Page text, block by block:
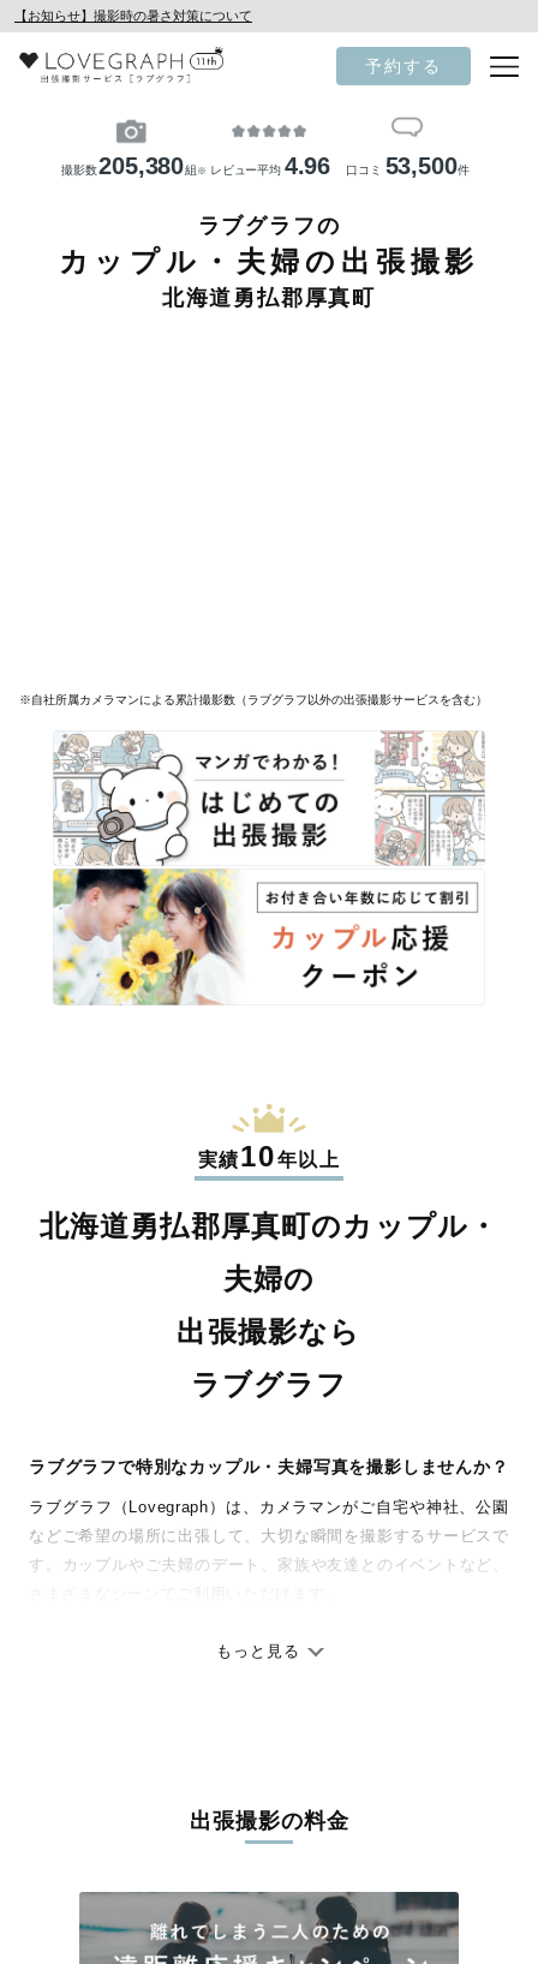
【お知らせ】撮影時の暑さ対策について
予約する
撮影数205,380組 ※ レビュー平均 4.96 口コミ 53,500件
ラブグラフの
カップル・夫婦の出張撮影
北海道勇払郡厚真町
※自社所属カメラマンによる累計撮影数（ラブグラフ以外の出張撮影サービスを含む）
実績10年以上
北海道勇払郡厚真町のカップル・
夫婦の
出張撮影なら
ラブグラフ
ラブグラフで特別なカップル・夫婦写真を撮影しませんか？
ラブグラフ（Lovegraph）は、カメラマンがご自宅や神社、公園
などご希望の場所に出張して、大切な瞬間を撮影するサービスで
す。カップルやご夫婦のデート、家族や友達とのイベントなど、
ありのままの空気感を大切に、何十年経っても見返したくなるよ
ィを身につけたプロのカメラマンが全国47都道府県に在籍してい
ます。創業10年のノウハウを活かし、思い出に残る素敵な撮影体
丁寧なレタッチで思い出を美しく仕上げます
撮影後は、独自の編集技術で写真の明るさや色合いを丁寧に調
もっと見る
出張撮影の料金